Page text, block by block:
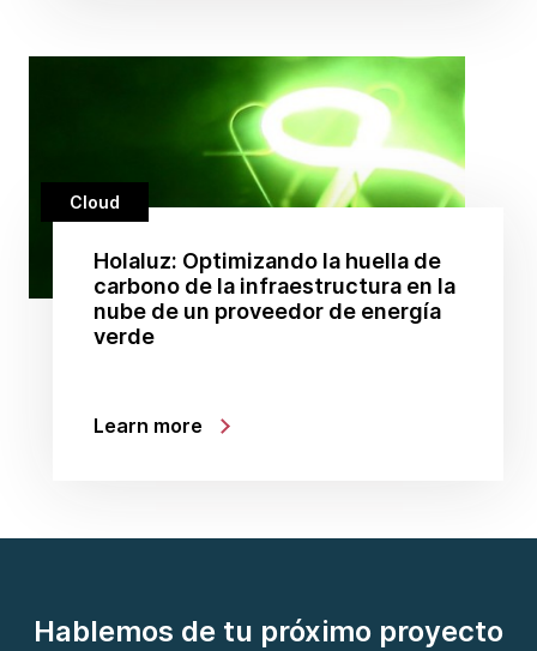
Cloud
Holaluz: Optimizando la huella de
carbono de la infraestructura en la
nube de un proveedor de energía
verde
Learn more
Hablemos de tu próximo proyecto